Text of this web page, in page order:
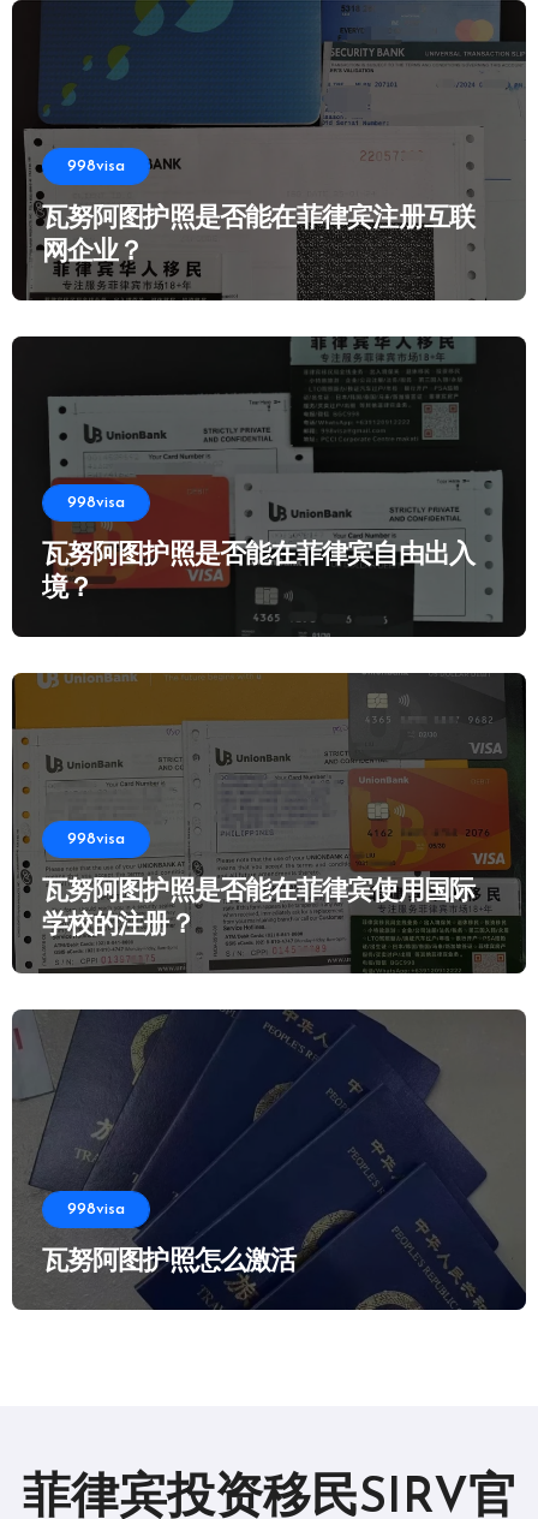
998visa
瓦努阿图护照是否能在菲律宾注册互联
网企业？
998visa
瓦努阿图护照是否能在菲律宾自由出入
境？
998visa
瓦努阿图护照是否能在菲律宾使用国际
学校的注册？
998visa
瓦努阿图护照怎么激活
菲律宾投资移民SIRV官